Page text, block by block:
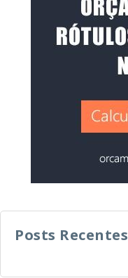
Posts Recentes